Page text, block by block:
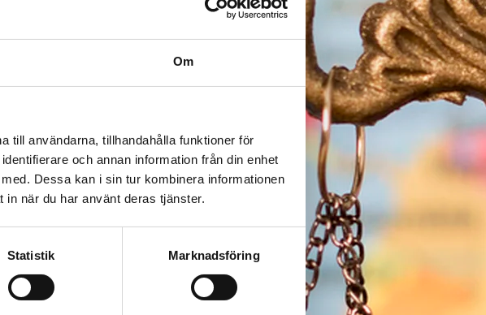
Om
till användarna, tillhandahålla funktioner för
och annan information från din enhet
Dessa kan i sin tur kombinera informationen
in när du har använt deras tjänster.
Statistik Marknadsföring